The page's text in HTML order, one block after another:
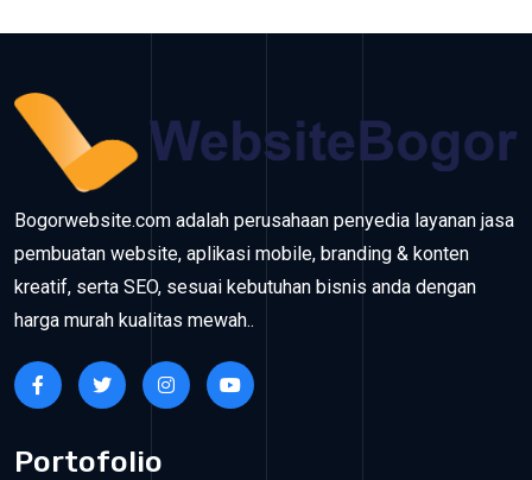
Bogorwebsite.com adalah perusahaan penyedia layanan jasa
pembuatan website, aplikasi mobile, branding & konten
kreatif, serta SEO, sesuai kebutuhan bisnis anda dengan
harga murah kualitas mewah..
Portofolio